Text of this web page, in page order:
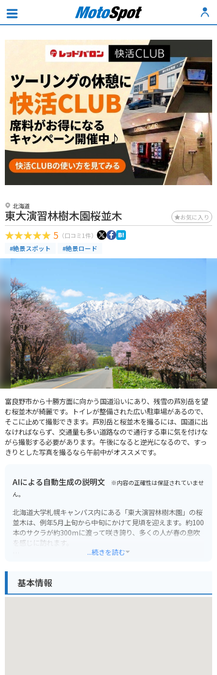
北海道
東大演習林樹木園桜並木 お気に入り
5 （口コミ1件）
#絶景スポット #絶景ロード
富良野市から十勝方面に向かう国道沿いにあり、残雪の芦別岳を望
む桜並木が綺麗です。トイレが整備された広い駐車場があるので、
そこに止めて撮影できます。芦別岳と桜並木を撮るには、国道に出
なければならず、交通量も多い道路なので通行する車に気を付けな
がら撮影する必要があります。午後になると逆光になるので、すっ
きりとした写真を撮るなら午前中がオススメです。
AIによる自動生成の説明文 ※内容の正確性は保証されていませ
ん。
北海道大学札幌キャンパス内にある「東大演習林樹木園」の桜
並木は、例年5月上旬から中旬にかけて見頃を迎えます。約100
本のサクラが約300mに渡って咲き誇り、多くの人が春の息吹
を感じに訪れます。
た、夜にはライトアップも行われ、昼間とは違う幻想的な風景
を楽しむことができます。
...続きを読む
基本情報